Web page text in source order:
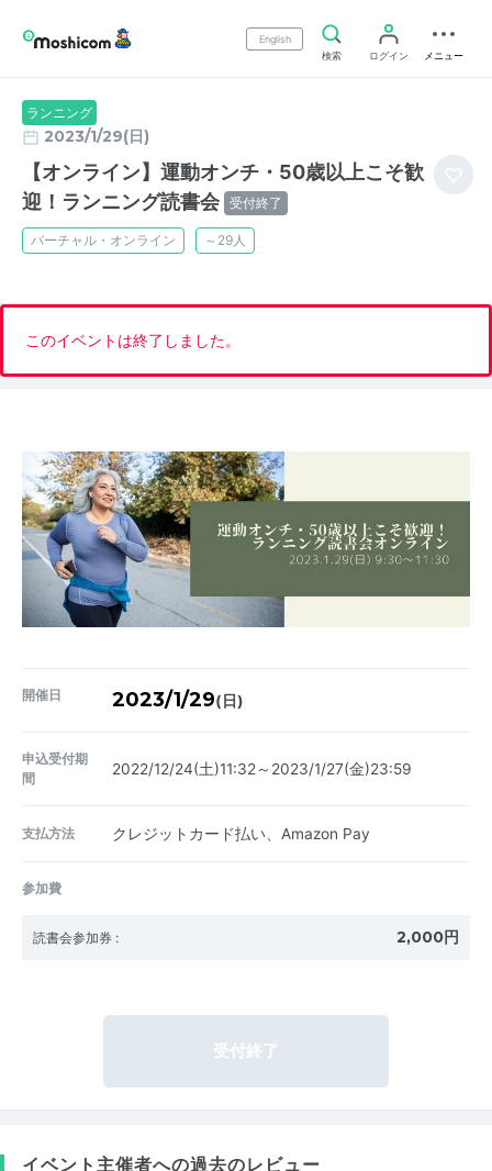
English
検索
ログイン メニュー
ランニング
2023/1/29(日)
【オンライン】運動オンチ・50歳以上こそ歓
迎！ランニング読書会 受付終了
バーチャル・オンライン ～29人
このイベントは終了しました。
開催日 2023/1/29(日)
申込受付期
間
2022/12/24(土)11:32～2023/1/27(金)23:59
支払方法 クレジットカード払い、Amazon Pay
参加費
読書会参加券 : 2,000円
受付終了
イベント主催者への過去のレビュー